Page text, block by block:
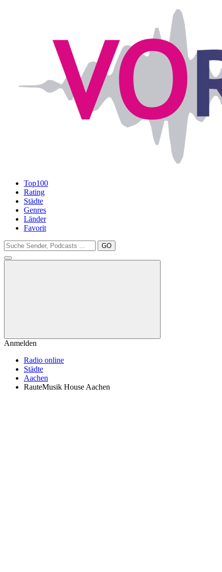
Top100
Rating
Städte
Genres
Länder
Favorit
GO
Anmelden
Radio online
Städte
Aachen
RauteMusik House Aachen